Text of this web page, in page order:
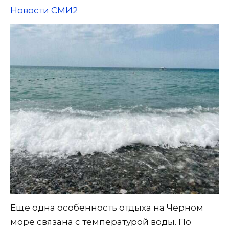
Новости СМИ2
Еще одна особенность отдыха на Черном
море связана с температурой воды. По